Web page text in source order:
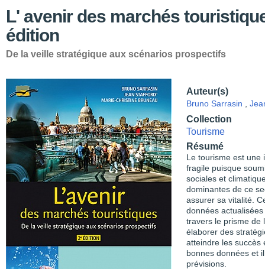
L' avenir des marchés
édition
De la veille stratégique aux scénarios prospectifs
Auteur(s)
Bruno Sarrasin
Collection
Tourisme
Résumé
Le tourisme est une
fragile puisque
sociales et
dominantes de ce
assurer sa vitalité.
données
travers le prisme de
élaborer des
atteindre les succès
bonnes données et
prévisions.